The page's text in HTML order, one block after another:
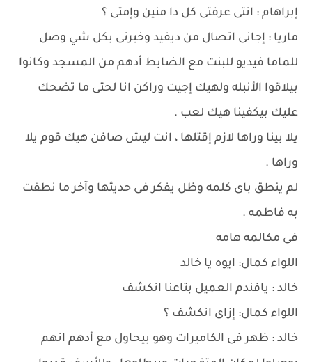
إبراهام : انتى عرفتى كل دا منين وإمتى ؟
ماريا : إجانى اتصال من ديفيد وخبرنى بكل شي وصل
للماما فيديو للبنت مع الضابط أدهم من المسجد وكانوا
بيلاقوا الأنبله ولهيك إجيت وراكن انا لحتى ما تضحك
عليك بيكفينا هيك لعب .
يلا بينا وراها لازم إقتلها ، انت ليش صافن هيك قوم يلا
وراها .
لم ينطق باى كلمه وظل يفكر فى حديثها وآخر ما نطقت
به فاطمه .
فى مكالمه هامه
اللواء كمال: ايوه يا خالد
خالد : يافندم العميل بتاعنا انكشف
اللواء كمال: إزاى انكشف ؟
خالد : ظهر فى الكاميرات وهو بيحاول مع أدهم انهم